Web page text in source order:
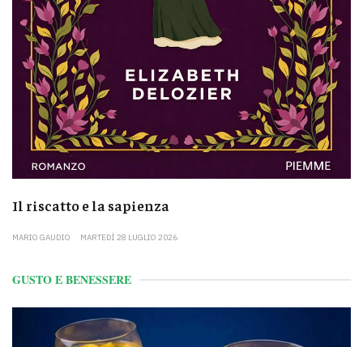
Il riscatto e la sapienza
MARIO GAUDIO MARTEDÌ 28 LUGLIO 2026
GUSTO E BENESSERE